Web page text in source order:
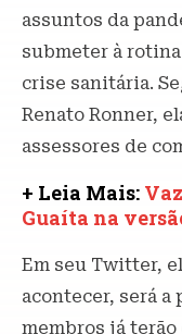
assuntos da
submeter à
crise sanitária.
Renato Ronner,
assessores de
+ Leia Mais:
Guaíta na
Em seu Twitter,
acontecer, será a
membros já terão